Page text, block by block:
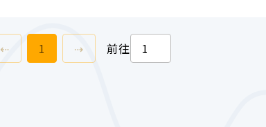
⇠上一頁前往
1 ⇢ 下一頁前往